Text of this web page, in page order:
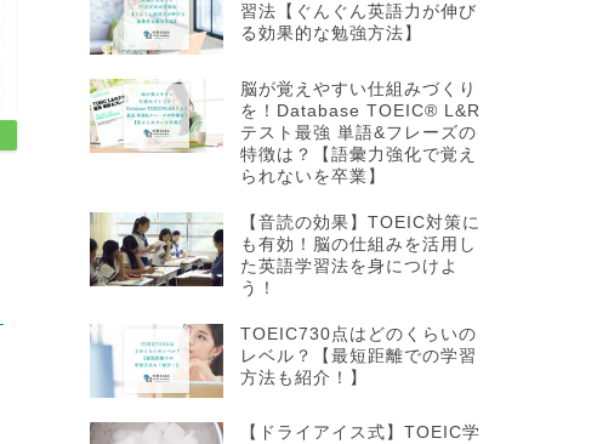
習法【ぐんぐん英語力が伸び
る効果的な勉強方法】
脳が覚えやすい仕組みづくり
を！Database TOEIC® L&R
テスト最強 単語&フレーズの
特徴は？【語彙力強化で覚え
られないを卒業】
【音読の効果】TOEIC対策に
も有効！脳の仕組みを活用し
た英語学習法を身につけよ
う！
TOEIC730点はどのくらいの
レベル？【最短距離での学習
方法も紹介！】
【ドライアイス式】TOEIC学